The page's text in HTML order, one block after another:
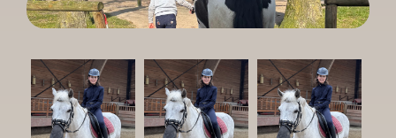
Zakelijk
Contact